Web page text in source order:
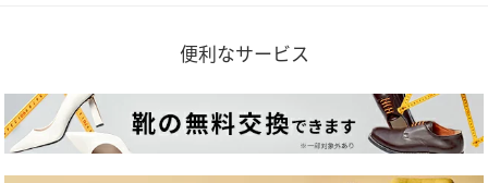
便利なサービス